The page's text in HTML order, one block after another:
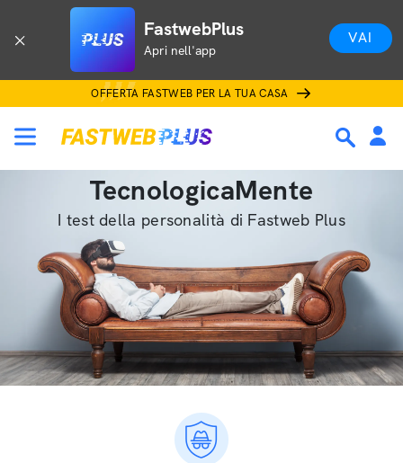
FastwebPlus
Apri nell'app
VAI
OFFERTA FASTWEB PER LA TUA CASA
TecnologicaMente
I test della personalità di Fastweb Plus